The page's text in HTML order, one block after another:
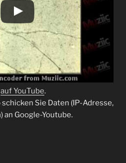
auf YouTube.
Sie Daten (IP-Adresse,
Google-Youtube.